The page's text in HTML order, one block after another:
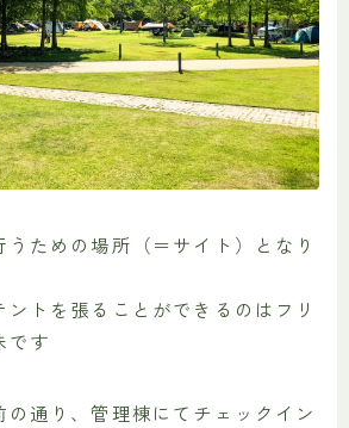
ための場所（＝サイト）となり
トを張ることができるのはフリ
です
の通り、管理棟にてチェックイン